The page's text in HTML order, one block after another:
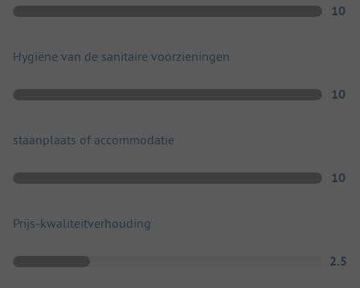
10
Hygiëne van de sanitaire voorzieningen
10
staanplaats of accommodatie
10
Prijs-kwaliteitverhouding
2.5